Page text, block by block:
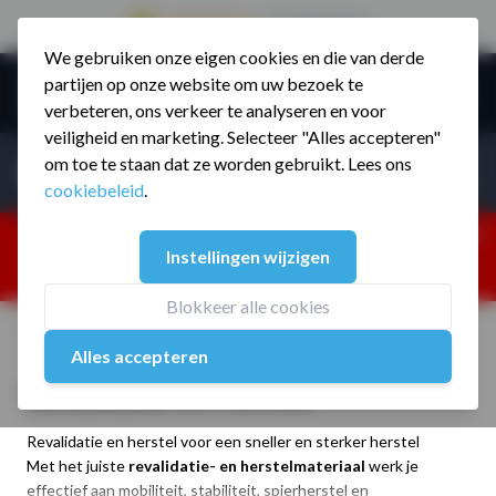
We gebruiken onze eigen cookies en die van derde
partijen op onze website om uw bezoek te
verbeteren, ons verkeer te analyseren en voor
veiligheid en marketing. Selecteer "Alles accepteren"
om toe te staan dat ze worden gebruikt. Lees ons
cookiebeleid.
Instellingen wijzigen
Blokkeer alle cookies
Alles accepteren
Ga naar de inhoud
Menu
Producten zoeken...
25% korting ivm vakantiesluiting. Gebruik code:
ZOMERMP. muv vloeren, fitnesstoestellen, boksartikelen,
zakelijk en dealer inlog. Verzending vanaf 19 aug.
Home / Assortiment / Revalidatie en Herstel
Revalidatie en Herstel
Revalidatie en herstel voor een sneller en sterker herstel
Met het juiste revalidatie- en herstelmateriaal werk je
effectief aan mobiliteit, stabiliteit, spierherstel en